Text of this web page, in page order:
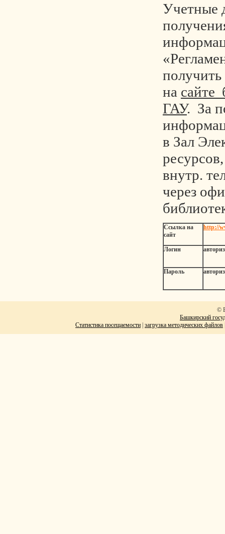
Учетные
получить
на сайте
ГАУ. За
в Зал
внутр.
через
Ссылка на
сайт
http://
Логин
Пароль
©
Башкирский
Статистика посещаемости загрузка методических файлов